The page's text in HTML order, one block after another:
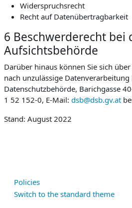
Widerspruchsrecht
Recht auf Datenübertragbarkeit
6 Beschwerderecht bei
Aufsichtsbehörde
Darüber hinaus können Sie sich
nach unzulässige
Datenschutzbehörde, Barichgasse
1 52 152-0, E-Mail: dsb@dsb.gv.at
Stand: August 2022
Policies
Switch to the standard theme